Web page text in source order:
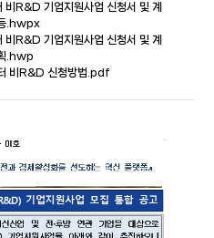
비R&D 기업지원사업 신청서 및 계
.hwpx
비R&D 기업지원사업 신청서 및 계
.hwp
비R&D 신청방법.pdf